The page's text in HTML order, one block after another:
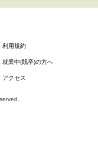
利用規約
就業中(既卒)の方へ
アクセス